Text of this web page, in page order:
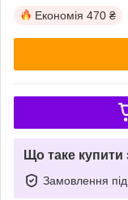
Економія 470 ₴
Що таке
Замовлення